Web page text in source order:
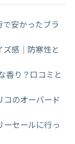
で安かったブラ
ズ感｜防寒性と
香り？口コミと
コのオーバード
ーセールに行っ